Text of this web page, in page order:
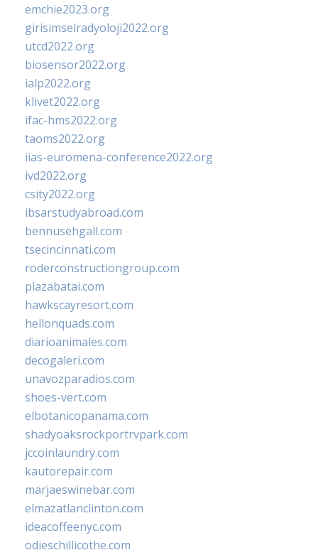
emchie2023.org
girisimselradyoloji2022.org
utcd2022.org
biosensor2022.org
ialp2022.org
klivet2022.org
ifac-hms2022.org
taoms2022.org
iias-euromena-conference2022.org
ivd2022.org
csity2022.org
ibsarstudyabroad.com
bennusehgall.com
tsecincinnati.com
roderconstructiongroup.com
plazabatai.com
hawkscayresort.com
hellonquads.com
diarioanimales.com
decogaleri.com
unavozparadios.com
shoes-vert.com
elbotanicopanama.com
shadyoaksrockportrvpark.com
jccoinlaundry.com
kautorepair.com
marjaeswinebar.com
elmazatlanclinton.com
ideacoffeenyc.com
odieschillicothe.com